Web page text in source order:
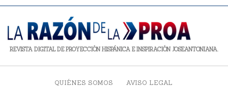
REVISTA DIGITAL DE PROYECCIÓN HISPÁNICA E INSPIRACIÓN JOSEANTONIANA.
QUIÉNES SOMOS
AVISO LEGAL